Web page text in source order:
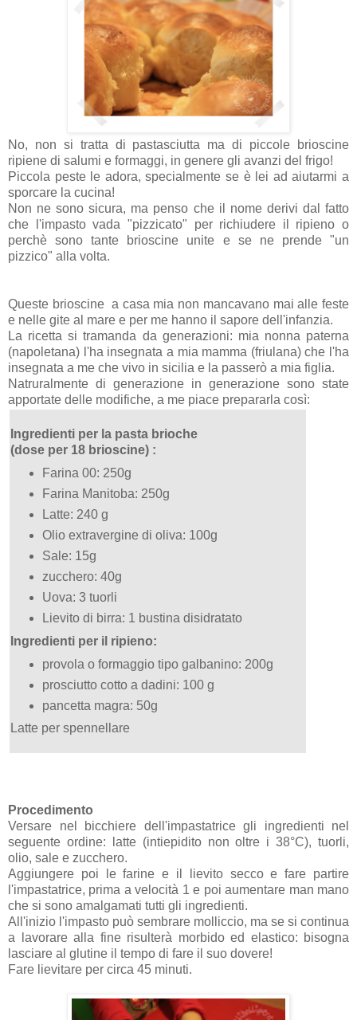
No, non si tratta di pastasciutta ma di piccole brioscine
ripiene di salumi e formaggi, in genere gli avanzi del frigo!
Piccola peste le adora, specialmente se è lei ad aiutarmi a
sporcare la cucina!
Non ne sono sicura, ma penso che il nome derivi dal fatto
che l'impasto vada "pizzicato" per richiudere il ripieno o
perchè sono tante brioscine unite e se ne prende "un
pizzico" alla volta.
Queste brioscine a casa mia non mancavano mai alle feste
e nelle gite al mare e per me hanno il sapore dell'infanzia.
La ricetta si tramanda da generazioni: mia nonna paterna
(napoletana) l'ha insegnata a mia mamma (friulana) che l'ha
insegnata a me che vivo in sicilia e la passerò a mia figlia.
Natruralmente di generazione in generazione sono state
apportate delle modifiche, a me piace prepararla così:
Ingredienti per la pasta brioche
(dose per 18 brioscine) :
Farina 00: 250g
Farina Manitoba: 250g
Latte: 240 g
Olio extravergine di oliva: 100g
Sale: 15g
zucchero: 40g
Uova: 3 tuorli
Lievito di birra: 1 bustina disidratato
Ingredienti per il ripieno:
provola o formaggio tipo galbanino: 200g
prosciutto cotto a dadini: 100 g
pancetta magra: 50g
Latte per spennellare
Procedimento
Versare nel bicchiere dell'impastatrice gli ingredienti nel
seguente ordine: latte (intiepidito non oltre i 38°C), tuorli,
olio, sale e zucchero.
Aggiungere poi le farine e il lievito secco e fare partire
l'impastatrice, prima a velocità 1 e poi aumentare man mano
che si sono amalgamati tutti gli ingredienti.
All'inizio l'impasto può sembrare molliccio, ma se si continua
a lavorare alla fine risulterà morbido ed elastico: bisogna
lasciare al glutine il tempo di fare il suo dovere!
Fare lievitare per circa 45 minuti.